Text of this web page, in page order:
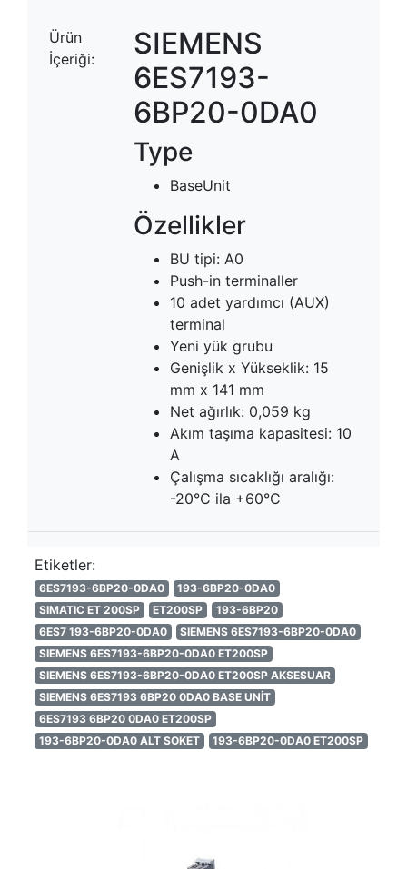
Ürün
İçeriği:
SIEMENS
6ES7193-
6BP20-0DA0
Type
BaseUnit
Özellikler
BU tipi: A0
Push-in terminaller
10 adet yardımcı (AUX)
terminal
Yeni yük grubu
Genişlik x Yükseklik: 15
mm x 141 mm
Net ağırlık: 0,059 kg
Akım taşıma kapasitesi: 10
A
Çalışma sıcaklığı aralığı:
-20°C ila +60°C
Etiketler:
6ES7193-6BP20-0DA0
193-6BP20-0DA0
SIMATIC ET 200SP
ET200SP
193-6BP20
6ES7 193-6BP20-0DA0
SIEMENS 6ES7193-6BP20-0DA0
SIEMENS 6ES7193-6BP20-0DA0 ET200SP
SIEMENS 6ES7193-6BP20-0DA0 ET200SP AKSESUAR
SIEMENS 6ES7193 6BP20 0DA0 BASE UNİT
6ES7193 6BP20 0DA0 ET200SP
193-6BP20-0DA0 ALT SOKET
193-6BP20-0DA0 ET200SP